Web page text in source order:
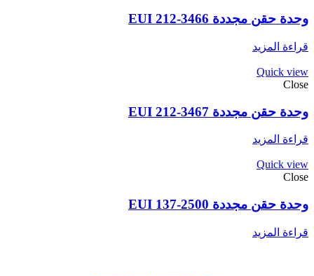
وحدة حقن مجددة EUI 212-3466
قراءة المزيد
Quick view
Close
وحدة حقن مجددة EUI 212-3467
قراءة المزيد
Quick view
Close
وحدة حقن مجددة EUI 137-2500
قراءة المزيد